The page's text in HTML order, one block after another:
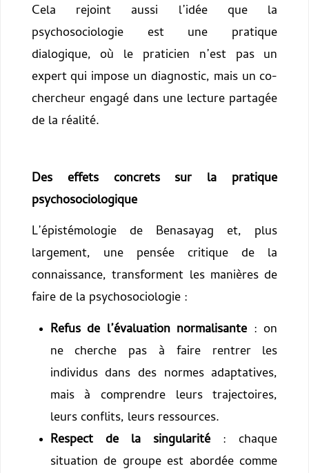
Cela rejoint aussi l’idée que la
psychosociologie est une pratique
dialogique, où le praticien n’est pas un
expert qui impose un diagnostic, mais un co-
chercheur engagé dans une lecture partagée
de la réalité.
Des effets concrets sur la pratique
psychosociologique
L’épistémologie de Benasayag et, plus
largement, une pensée critique de la
connaissance, transforment les manières de
faire de la psychosociologie :
Refus de l’évaluation normalisante : on
ne cherche pas à faire rentrer les
individus dans des normes adaptatives,
mais à comprendre leurs trajectoires,
leurs conflits, leurs ressources.
Respect de la singularité : chaque
situation de groupe est abordée comme